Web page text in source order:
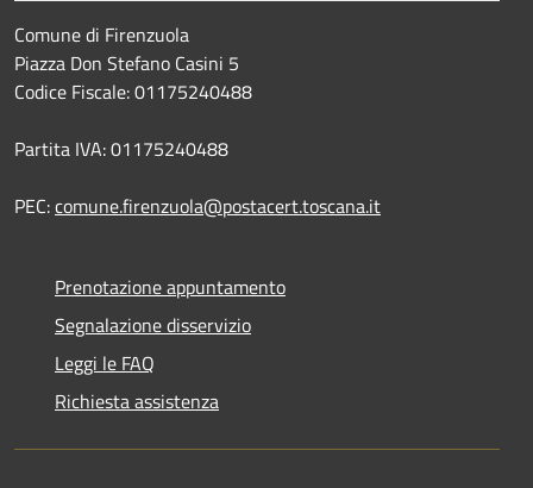
Comune di Firenzuola
Piazza Don Stefano Casini 5
Codice Fiscale: 01175240488
Partita IVA: 01175240488
PEC:comune.firenzuola@postacert.toscana.it
Prenotazione appuntamento
Segnalazione disservizio
Leggi le FAQ
Richiesta assistenza